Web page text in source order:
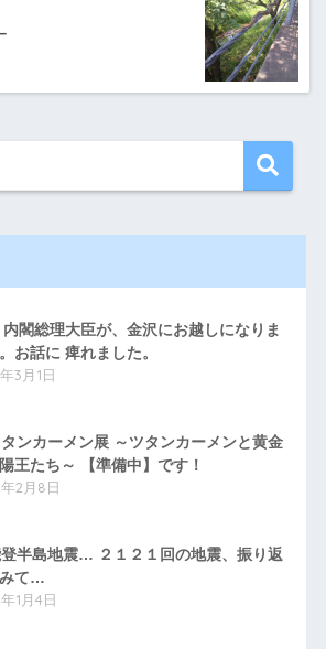
閣総理大臣が、金沢にお越しになりま
お話に 痺れました。
3月1日
ンカーメン展 ～ツタンカーメンと黄金
王たち～ 【準備中】です！
2月8日
半島地震… ２１２１回の地震、振り返
て…
1月4日